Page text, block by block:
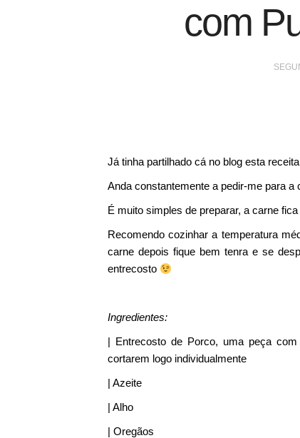
com
Já tinha partilhado cá no blog esta
Anda constantemente a pedir-me para
É muito simples de preparar, a carne
Recomendo cozinhar a temperatura
carne depois fique bem tenra e se
entrecosto
Ingredientes:
| Entrecosto de Porco, uma peça
cortarem logo individualmente
| Azeite
| Alho
| Oregãos